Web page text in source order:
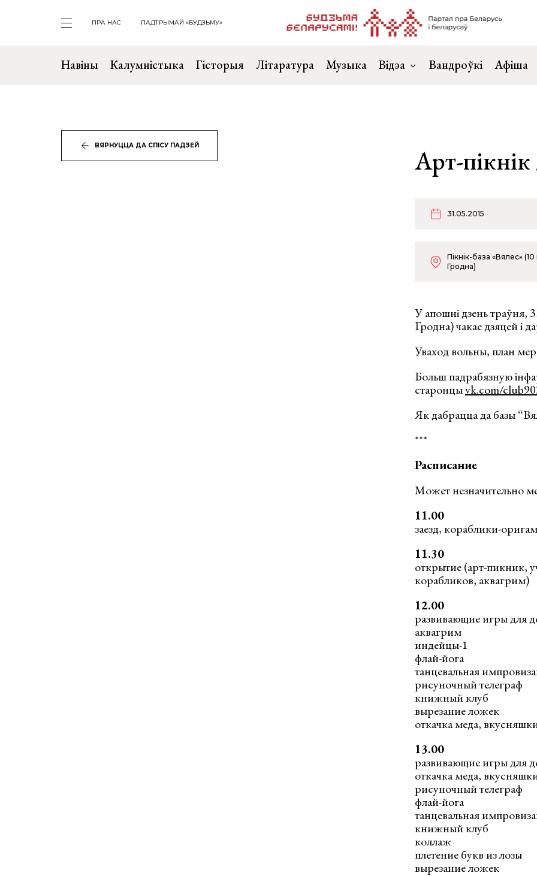
ПРА НАС ПАДТРЫМАЙ «БУДЗЬМУ»
Навіны Калумністыка Гісторыя Літаратура Музыка Відэа Вандроўкі Афіша
ВЯРНУЦЦА ДА СПІСУ ПАДЗЕЙ Арт-
31.05.2015
Пікнік-база «Вялес»
Гродна)
У апошні дзень траўня,
Гродна) чакае дзяцей і
Уваход вольны, план
Больш падрабязную
старонцыvk.com/
Як дабрацца да базы
***
Расписание
Может незначительно
11.00
заезд, кораблики-
11.30
открытие (арт-пикник,
корабликов, аквагрим)
12.00
развивающие игры для
аквагрим
индейцы-1
флай-йога
танцевальная
рисуночный телеграф
книжный клуб
вырезание ложек
откачка меда,
13.00
развивающие игры для
откачка меда,
рисуночный телеграф
флай-йога
танцевальная
книжный клуб
коллаж
плетение букв из лозы
вырезание ложек